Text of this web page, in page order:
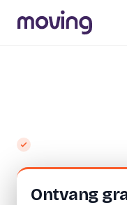
Ontvang